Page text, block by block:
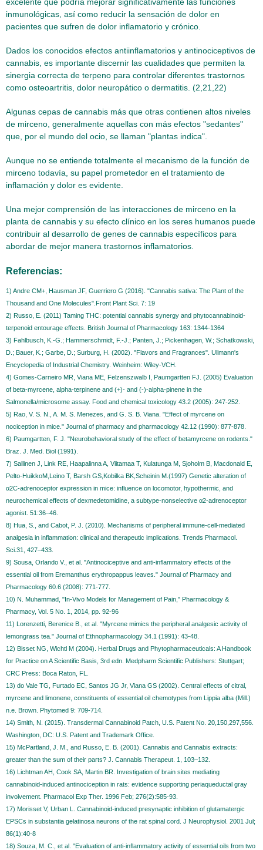
inmunológicas, así como reducir la sensación de dolor en
pacientes que sufren de dolor inflamatorio y crónico.
Dados los conocidos efectos antiinflamatorios y antinociceptivos de
cannabis, es importante discernir las cualidades que permiten la
sinergia correcta de terpeno para controlar diferentes trastornos
como osteoartritis, dolor neuropático o dermatitis. (2,21,22)
Algunas cepas de cannabis más que otras contienen altos niveles
de mirceno, generalmente aquellas con más efectos "sedantes"
que, por el mundo del ocio, se llaman "plantas indica".
Aunque no se entiende totalmente el mecanismo de la función de
mirceno todavía, su papel prometedor en el tratamiento de
inflamación y dolor es evidente.
Una mejor comprensión de las interacciones de mirceno en la
planta de cannabis y su efecto clínico en los seres humanos puede
contribuir al desarrollo de genes de cannabis específicos para
abordar de mejor manera trastornos inflamatorios.
Referencias:
1) Andre CM+, Hausman JF, Guerriero G (2016). "Cannabis sativa: The Plant of the
Thousand and One Molecules".Front Plant Sci. 7: 19
2) Russo, E. (2011) Taming THC: potential cannabis synergy and phytocannabinoid-
terpenoid entourage effects. British Journal of Pharmacology 163: 1344-1364
3) Fahlbusch, K.-G.; Hammerschmidt, F.-J.; Panten, J.; Pickenhagen, W.; Schatkowski,
D.; Bauer, K.; Garbe, D.; Surburg, H. (2002). "Flavors and Fragrances". Ullmann's
Encyclopedia of Industrial Chemistry. Weinheim: Wiley-VCH.
4) Gomes-Carneiro MR, Viana ME, Felzenszwalb I, Paumgartten FJ. (2005) Evaluation
of beta-myrcene, alpha-terpinene and (+)- and (-)-alpha-pinene in the
Salmonella/microsome assay. Food and chemical toxicology 43.2 (2005): 247-252.
5) Rao, V. S. N., A. M. S. Menezes, and G. S. B. Viana. "Effect of myrcene on
nociception in mice." Journal of pharmacy and pharmacology 42.12 (1990): 877-878.
6) Paumgartten, F. J. "Neurobehavioral study of the effect of betamyrcene on rodents."
Braz. J. Med. Biol (1991).
7) Sallinen J, Link RE, Haapalinna A, Viitamaa T, Kulatunga M, Sjoholm B, Macdonald E,
Pelto-HuikkoM,Leino T, Barsh GS,Kobilka BK,Scheinin M.(1997) Genetic alteration of
α2C-adrenoceptor expression in mice: influence on locomotor, hypothermic, and
neurochemical effects of dexmedetomidine, a subtype-nonselective α2-adrenoceptor
agonist. 51:36–46.
8) Hua, S., and Cabot, P. J. (2010). Mechanisms of peripheral immune-cell-mediated
analgesia in inflammation: clinical and therapeutic implications. Trends Pharmacol.
Sci.31, 427–433.
9) Sousa, Orlando V., et al. "Antinociceptive and anti‐inflammatory effects of the
essential oil from Eremanthus erythropappus leaves." Journal of Pharmacy and
Pharmacology 60.6 (2008): 771-777.
10) N. Muhammad, "In-Vivo Models for Management of Pain," Pharmacology &
Pharmacy, Vol. 5 No. 1, 2014, pp. 92-96
11) Lorenzetti, Berenice B., et al. "Myrcene mimics the peripheral analgesic activity of
lemongrass tea." Journal of Ethnopharmacology 34.1 (1991): 43-48.
12) Bisset NG, Wichtl M (2004). Herbal Drugs and Phytopharmaceuticals: A Handbook
for Practice on A Scientific Basis, 3rd edn. Medpharm Scientific Publishers: Stuttgart;
CRC Press: Boca Raton, FL.
13) do Vale TG, Furtado EC, Santos JG Jr, Viana GS (2002). Central effects of citral,
myrcene and limonene, constituents of essential oil chemotypes from Lippia alba (Mill.)
n.e. Brown. Phytomed 9: 709-714.
14) Smith, N. (2015). Transdermal Cannabinoid Patch, U.S. Patent No. 20,150,297,556.
Washington, DC: U.S. Patent and Trademark Office.
15) McPartland, J. M., and Russo, E. B. (2001). Cannabis and Cannabis extracts:
greater than the sum of their parts? J. Cannabis Therapeut. 1, 103–132.
16) Lichtman AH, Cook SA, Martin BR. Investigation of brain sites mediating
cannabinoid-induced antinociception in rats: evidence supporting periaqueductal gray
involvement. Pharmacol Exp Ther. 1996 Feb; 276(2):585-93.
17) Morisset V, Urban L. Cannabinoid-induced presynaptic inhibition of glutamatergic
EPSCs in substantia gelatinosa neurons of the rat spinal cord. J Neurophysiol. 2001 Jul;
86(1):40-8
18) Souza, M. C., et al. "Evaluation of anti-inflammatory activity of essential oils from two